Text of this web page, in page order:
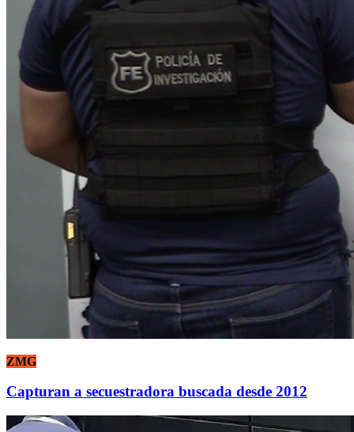
ZMG
Capturan a secuestradora buscada desde 2012